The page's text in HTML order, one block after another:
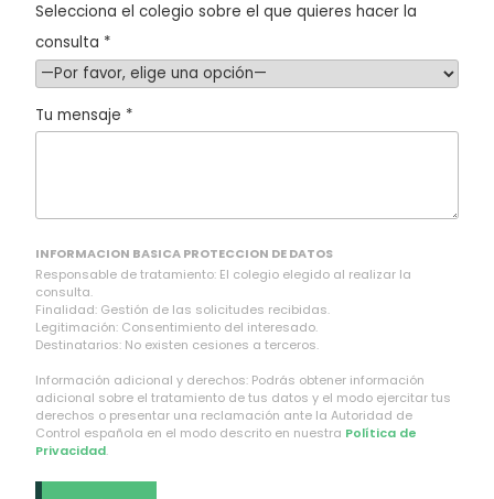
Selecciona el colegio sobre el que quieres hacer la
consulta *
Tu mensaje *
INFORMACION BASICA PROTECCION DE DATOS
Responsable de tratamiento: El colegio elegido al realizar la
consulta.
Finalidad: Gestión de las solicitudes recibidas.
Legitimación: Consentimiento del interesado.
Destinatarios: No existen cesiones a terceros.
Información adicional y derechos: Podrás obtener información
adicional sobre el tratamiento de tus datos y el modo ejercitar tus
derechos o presentar una reclamación ante la Autoridad de
Control española en el modo descrito en nuestra Política de
Privacidad.